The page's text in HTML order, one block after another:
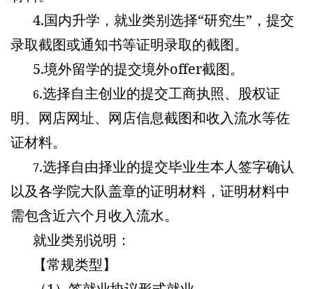
4.国内升学，就业类别选择“研究生”，提交
录取截图或通知书等证明录取的截图。
5.境外留学的提交境外offer截图。
6.选择自主创业的提交工商执照、股权证
明、网店网址、网店信息截图和收入流水等佐
证材料。
7.选择自由择业的提交毕业生本人签字确认
以及各学院大队盖章的证明材料，证明材料中
需包含近六个月收入流水。
就业类别说明：
【常规类型】